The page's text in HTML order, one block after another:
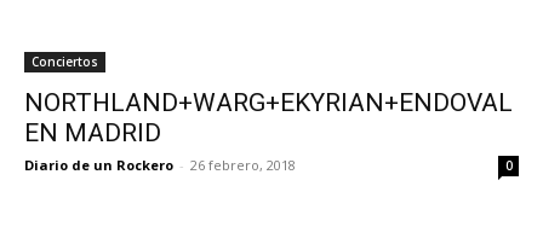
Conciertos
NORTHLAND+WARG+EKYRIAN+ENDOVAL
EN MADRID
Diario de un Rockero - 26 febrero, 2018 0